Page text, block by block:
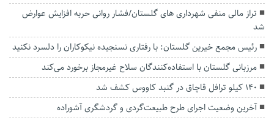
تراز مالی منفی شهرداری های گلستان/فشار روانی حربه افزایش عوارض
شد
رئیس مجمع خیرین گلستان: با رفتاری نسنجیده نیکوکاران را دلسرد نکنید
مرزبانی گلستان با استفاده‌کنندگان سلاح‌ غیرمجاز برخورد می‌کند
۱۴۰ کیلو ترافل قاچاق در گنبد کاووس کشف شد
آخرین وضعیت اجرای طرح طبیعت‌گردی و گردشگری آشوراده